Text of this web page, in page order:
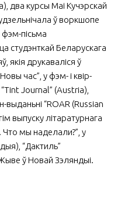
два курсы Маі Кучэрскай
ў воркшопе
фэм-пісьма
студэнткай Беларускага
якія друкаваліся ў
час”, у фэм- і квір-
“Tint Journal” (Austria),
выданьні “ROAR (Russian
выпуску літаратурнага
Что мы наделали?”, у
“Дактиль”
ў Новай Зэляндыі.